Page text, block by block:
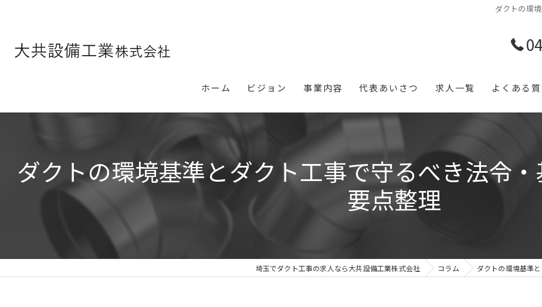
ダクトの環
ホーム ビジョン 事業内容 代表あいさつ 求人一覧 よくある
ダクトの環境基準とダクト工事で守るべき法令
要点整理
埼玉でダクト工事の求人なら大共設備工業株式会社 コラム ダクトの環境基準